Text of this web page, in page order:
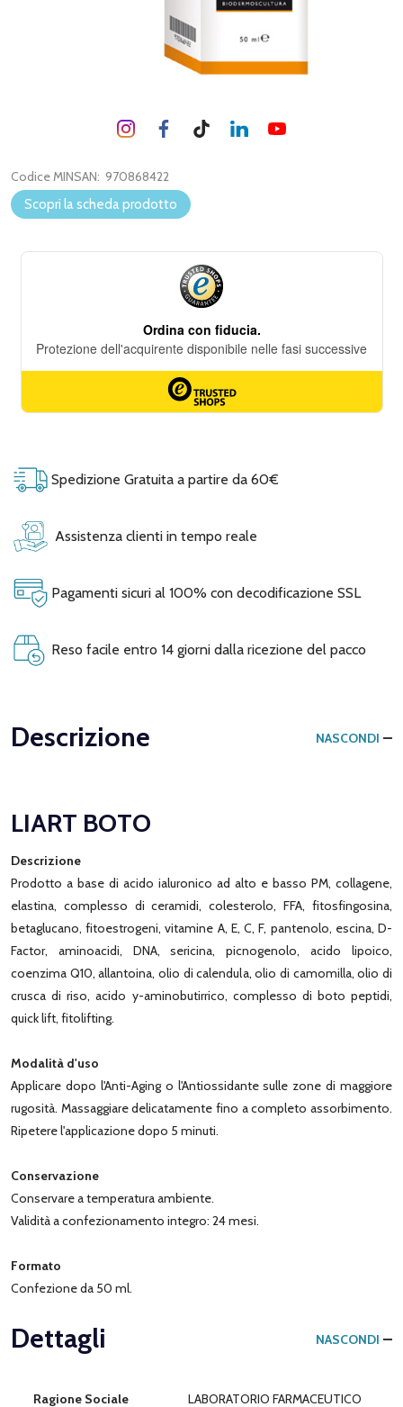
Codice MINSAN: 970868422
Scopri la scheda prodotto
Spedizione Gratuita a partire da 60€
Assistenza clienti in tempo reale
Pagamenti sicuri al 100% con decodificazione SSL
Reso facile entro 14 giorni dalla ricezione del pacco
Descrizione NASCONDI
LIART BOTO
Descrizione
Prodotto a base di acido ialuronico ad alto e basso PM, collagene,
elastina, complesso di ceramidi, colesterolo, FFA, fitosfingosina,
betaglucano, fitoestrogeni, vitamine A, E, C, F, pantenolo, escina, D-
Factor, aminoacidi, DNA, sericina, picnogenolo, acido lipoico,
coenzima Q10, allantoina, olio di calendula, olio di camomilla, olio di
crusca di riso, acido y-aminobutirrico, complesso di boto peptidi,
quick lift, fitolifting.
Modalità d'uso
Applicare dopo l'Anti-Aging o l'Antiossidante sulle zone di maggiore
rugosità. Massaggiare delicatamente fino a completo assorbimento.
Ripetere l'applicazione dopo 5 minuti.
Conservazione
Conservare a temperatura ambiente.
Validità a confezionamento integro: 24 mesi.
Formato
Confezione da 50 ml.
Dettagli NASCONDI
Ragione Sociale LABORATORIO FARMACEUTICO